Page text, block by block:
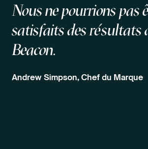
Nous ne pourrions pas
satisfaits des résultats
Beacon.
Andrew Simpson, Chef du Marque